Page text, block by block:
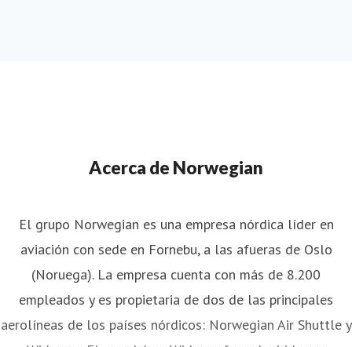
Acerca de Norwegian
El grupo Norwegian es una empresa nórdica líder en
aviación con sede en Fornebu, a las afueras de Oslo
(Noruega). La empresa cuenta con más de 8.200
empleados y es propietaria de dos de las principales
aerolíneas de los países nórdicos: Norwegian Air Shuttle y